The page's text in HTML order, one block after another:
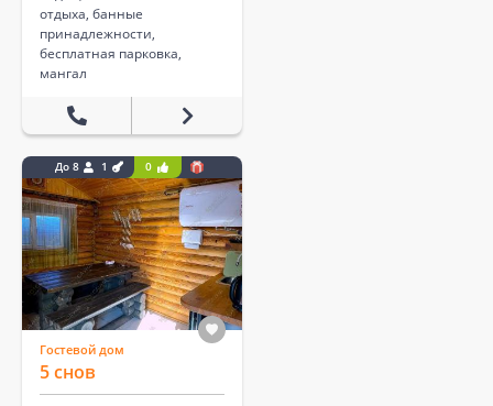
отдыха, банные
принадлежности,
бесплатная парковка,
мангал
До 8 1 0
Гостевой дом
5 снов